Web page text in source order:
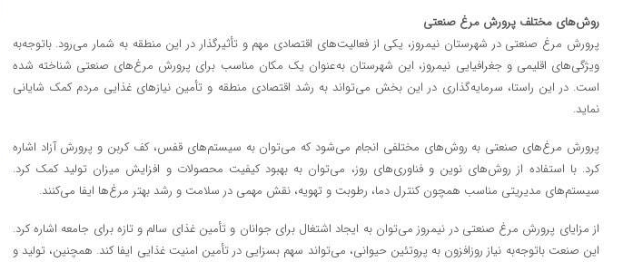
روش‌های مختلف پرورش مرغ صنعتی
پرورش مرغ صنعتی در شهرستان نیمروز، یکی از فعالیت‌های اقتصادی مهم و تأثیرگذار در این منطقه به شمار می‌رود. باتوجه‌به
ویژگی‌های اقلیمی و جغرافیایی نیمروز، این شهرستان به‌عنوان یک مکان مناسب برای پرورش مرغ‌های صنعتی شناخته شده
است. در این راستا، سرمایه‌گذاری در این بخش می‌تواند به رشد اقتصادی منطقه و تأمین نیازهای غذایی مردم کمک شایانی
نماید.
پرورش مرغ‌های صنعتی به روش‌های مختلفی انجام می‌شود که می‌توان به سیستم‌های قفس، کف کربن و پرورش آزاد اشاره
کرد. با استفاده از روش‌های نوین و فناوری‌های روز، می‌توان به بهبود کیفیت محصولات و افزایش میزان تولید کمک کرد.
سیستم‌های مدیریتی مناسب همچون کنترل دما، رطوبت و تهویه، نقش مهمی در سلامت و رشد بهتر مرغ‌ها ایفا می‌کنند.
از مزایای پرورش مرغ صنعتی در نیمروز می‌توان به ایجاد اشتغال برای جوانان و تأمین غذای سالم و تازه برای جامعه اشاره کرد.
این صنعت باتوجه‌به نیاز روزافزون به پروتئین حیوانی، می‌تواند سهم بسزایی در تأمین امنیت غذایی ایفا کند. همچنین، تولید و